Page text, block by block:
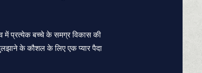
में प्रत्येक बच्चे के समग्र विकास की
के कौशल के लिए एक प्यार पैदा